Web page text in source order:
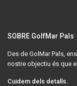
SOBRE GolfMar Pals
Des de GolMar Pals,
nostre objectiu és que
Cuidem dels detalls.